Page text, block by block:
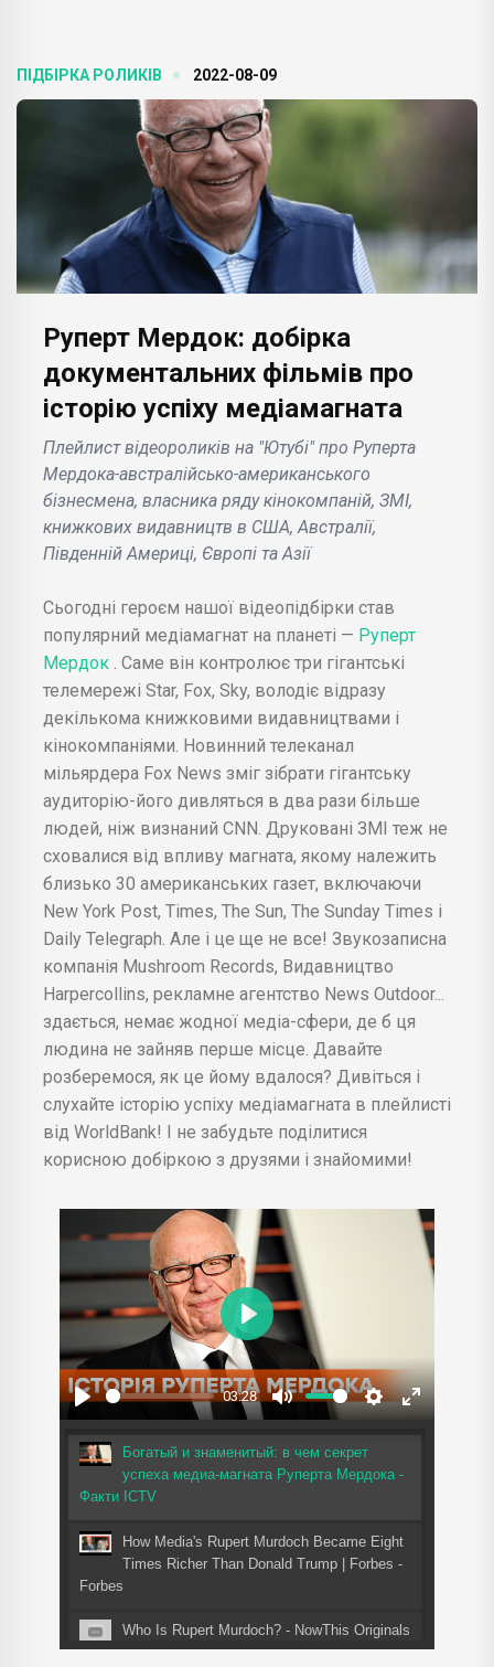
ПІДБІРКА РОЛИКІВ 2022-08-09
Руперт Мердок: добірка
документальних фільмів про
історію успіху медіамагната
Плейлист відеороликів на "Ютубі" про Руперта
Мердока-австралійсько-американського
бізнесмена, власника ряду кінокомпаній, ЗМІ,
книжкових видавництв в США, Австралії,
Південній Америці, Європі та Азії
Сьогодні героєм нашої відеопідбірки став
популярний медіамагнат на планеті — Руперт
Мердок . Саме він контролює три гігантські
телемережі Star, Fox, Sky, володіє відразу
декількома книжковими видавництвами і
кінокомпаніями. Новинний телеканал
мільярдера Fox News зміг зібрати гігантську
аудиторію-його дивляться в два рази більше
людей, ніж визнаний CNN. Друковані ЗМІ теж не
сховалися від впливу магната, якому належить
близько 30 американських газет, включаючи
New York Post, Times, The Sun, The Sunday Times і
Daily Telegraph. Але і це ще не все! Звукозаписна
компанія Mushroom Records, Видавництво
Harpercollins, рекламне агентство News Outdoor...
здається, немає жодної медіа-сфери, де б ця
людина не зайняв перше місце. Давайте
розберемося, як це йому вдалося? Дивіться і
слухайте історію успіху медіамагната в плейлисті
від WorldBank! І не забудьте поділитися
корисною добіркою з друзями і знайомими!
Play
03:28
Mute Settings
Enter
Play
Богатый и знаменитый: в чем секрет
успеха медиа-магната Руперта Мердока -
Факти ICTV
How Media's Rupert Murdoch Became Eight
Times Richer Than Donald Trump | Forbes -
Forbes
Who Is Rupert Murdoch? - NowThis Originals